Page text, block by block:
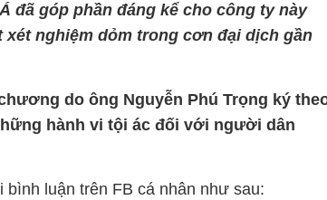
đã góp phần đáng kể cho công ty này
nghiệm dỏm trong cơn đại dịch gần
do ông Nguyễn Phú Trọng ký
hành vi tội ác đối với người dân
luận trên FB cá nhân như sau: